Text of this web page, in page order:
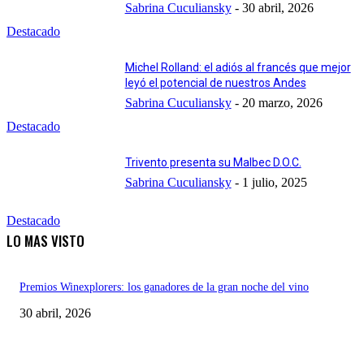
Destacado
Sabrina Cuculiansky - 30 abril, 2026
Destacado
Michel Rolland: el adiós al francés que mejor
leyó el potencial de nuestros Andes
Sabrina Cuculiansky - 20 marzo, 2026
Destacado
Trivento presenta su Malbec D.O.C.
Sabrina Cuculiansky - 1 julio, 2025
LO MAS VISTO
Premios Winexplorers: los ganadores de la gran noche del vino
30 abril, 2026